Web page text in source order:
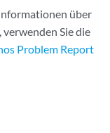
über
Sie die
Problem Report